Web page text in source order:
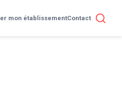
mon établissementContact